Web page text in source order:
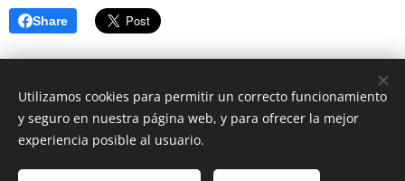
Share
Instagram @conlospiesenelsuelo._
Todos los derechos reservados
Utilizamos cookies para permitir un correcto funcionamiento
y seguro en nuestra página web, y para ofrecer la mejor
experiencia posible al usuario.